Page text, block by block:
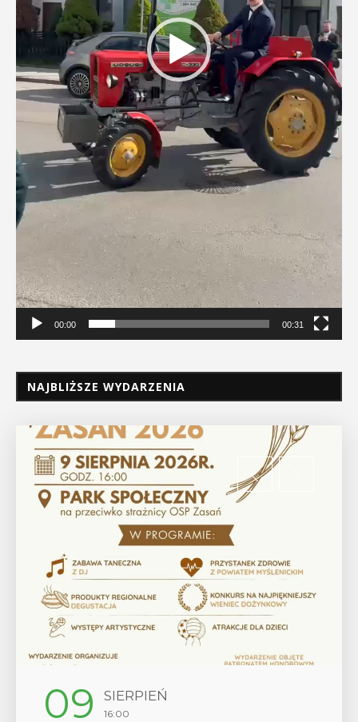
00:00 00:31
NAJBLIŻSZE WYDARZENIA
12 SIERPIEŃ
17:00